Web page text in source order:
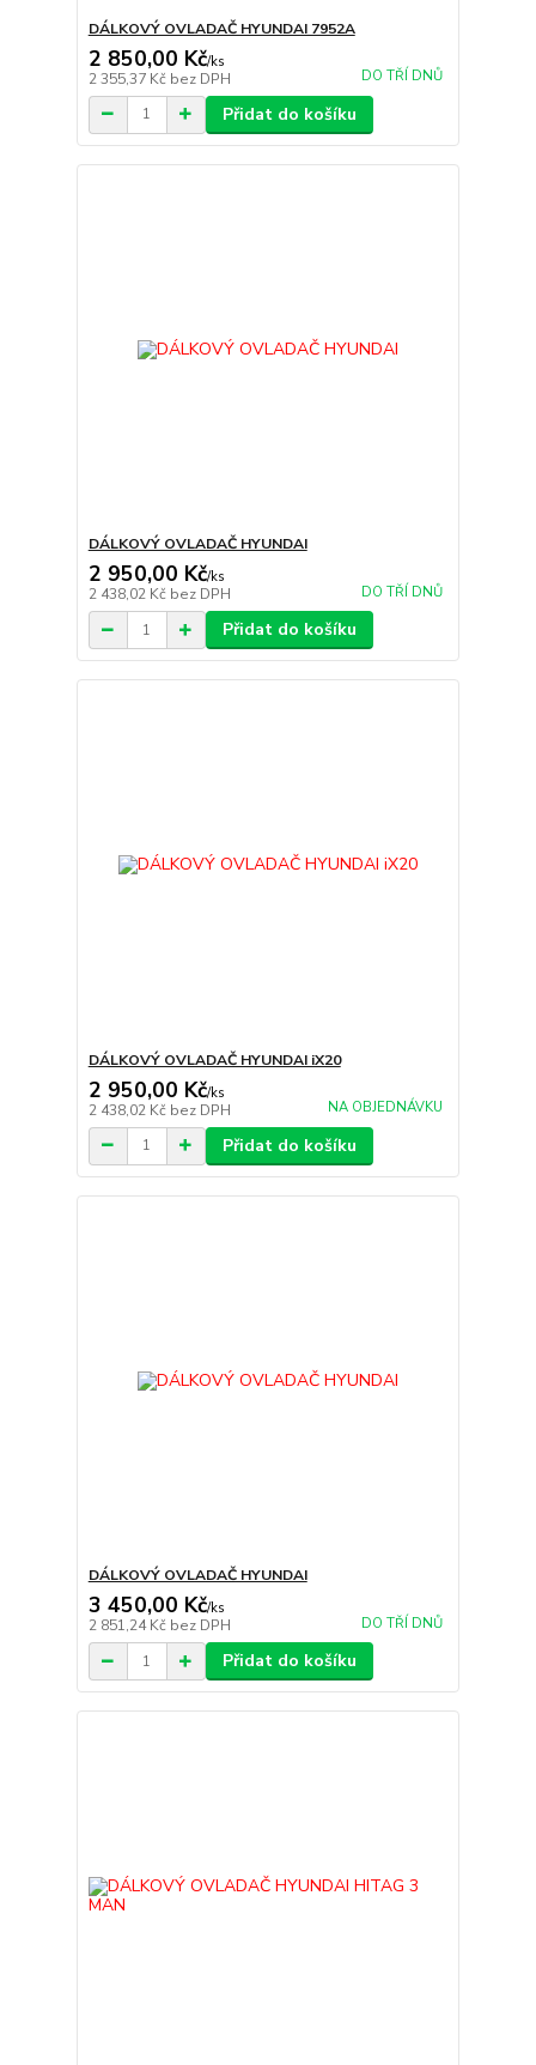
DÁLKOVÝ OVLADAČ HYUNDAI 7952A
2 850,00 Kč/ks
2 355,37 Kč bez DPH DO TŘÍ DNŮ
Přidat do košíku
DÁLKOVÝ OVLADAČ HYUNDAI
2 950,00 Kč/ks
2 438,02 Kč bez DPH DO TŘÍ DNŮ
Přidat do košíku
DÁLKOVÝ OVLADAČ HYUNDAI iX20
2 950,00 Kč/ks
2 438,02 Kč bez DPH NA OBJEDNÁVKU
Přidat do košíku
DÁLKOVÝ OVLADAČ HYUNDAI
3 450,00 Kč/ks
2 851,24 Kč bez DPH DO TŘÍ DNŮ
Přidat do košíku